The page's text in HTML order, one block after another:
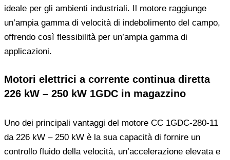
ideale per gli ambienti industriali. Il motore raggiunge
un’ampia gamma di velocità di indebolimento del campo,
offrendo così flessibilità per un’ampia gamma di
applicazioni.
Motori elettrici a corrente continua diretta
226 kW – 250 kW 1GDC in magazzino
Uno dei principali vantaggi del motore CC 1GDC-280-11
da 226 kW – 250 kW è la sua capacità di fornire un
controllo fluido della velocità, un’accelerazione elevata e